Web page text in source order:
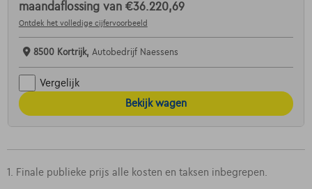
maandaflossing van €36.220,69
Ontdek het volledige cijfervoorbeeld
8500 Kortrijk, Autobedrijf Naessens
Vergelijk
Bekijk wagen
1. Finale publieke prijs alle kosten en taksen inbegrepen.